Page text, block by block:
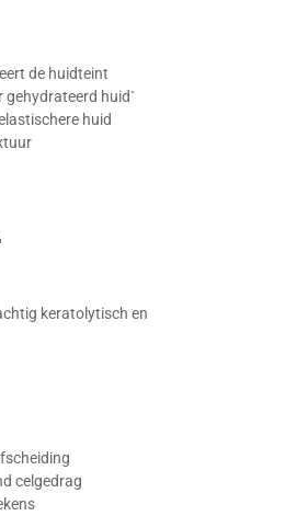
de huidteint
gehydrateerd huid`
huid
keratolytisch en
celgedrag